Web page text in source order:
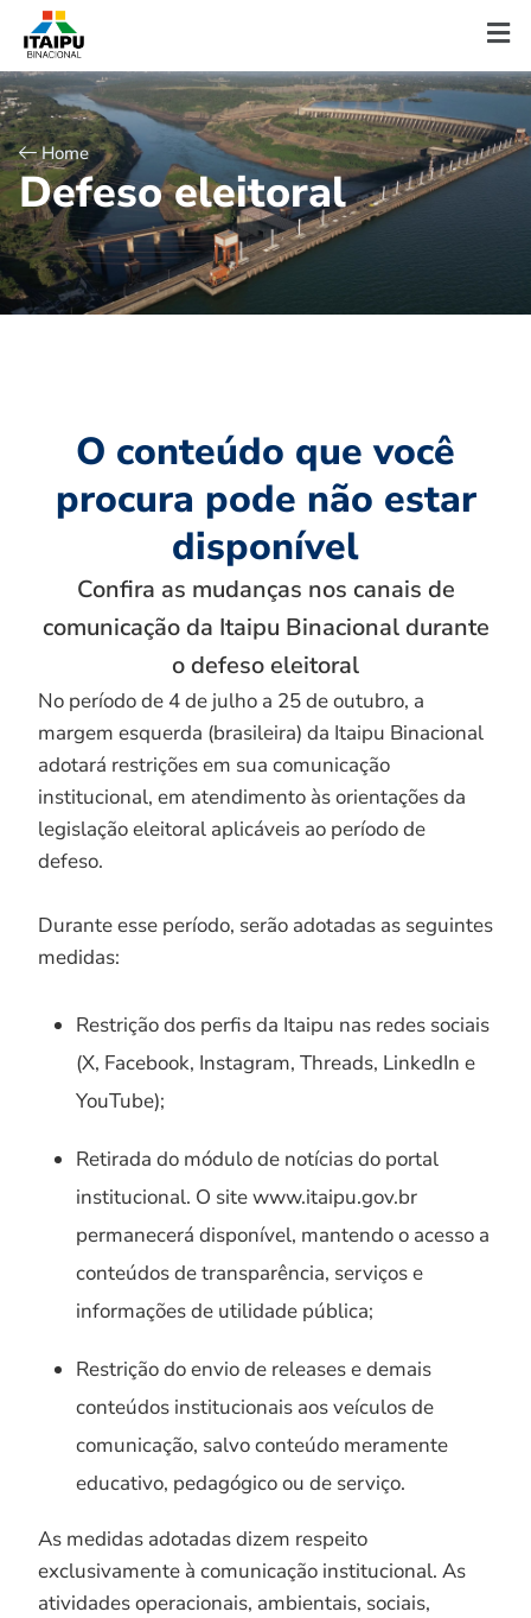
Home
Defeso eleitoral
O conteúdo que você
procura pode não estar
disponível
Confira as mudanças nos canais de
comunicação da Itaipu Binacional durante
o defeso eleitoral
No período de 4 de julho a 25 de outubro, a
margem esquerda (brasileira) da Itaipu Binacional
adotará restrições em sua comunicação
institucional, em atendimento às orientações da
legislação eleitoral aplicáveis ao período de
defeso.
Durante esse período, serão adotadas as seguintes
medidas:
Restrição dos perfis da Itaipu nas redes sociais
(X, Facebook, Instagram, Threads, LinkedIn e
YouTube);
Retirada do módulo de notícias do portal
institucional. O site www.itaipu.gov.br
permanecerá disponível, mantendo o acesso a
conteúdos de transparência, serviços e
informações de utilidade pública;
Restrição do envio de releases e demais
conteúdos institucionais aos veículos de
comunicação, salvo conteúdo meramente
educativo, pedagógico ou de serviço.
As medidas adotadas dizem respeito
exclusivamente à comunicação institucional. As
atividades operacionais, ambientais, sociais,